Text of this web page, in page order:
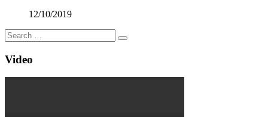
12/10/2019
Video